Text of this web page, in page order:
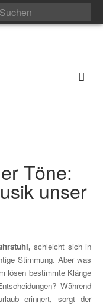
Töne:
unser
schleicht sich in
Stimmung. Aber was
lösen bestimmte Klänge
Während
erinnert, sorgt der